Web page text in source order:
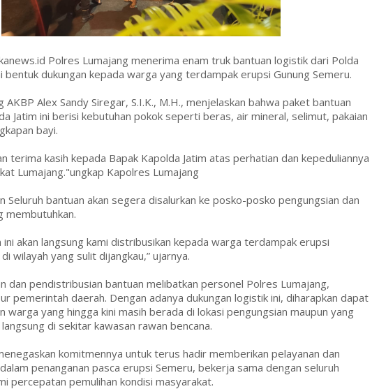
Polres Lumajang menerima enam truk bantuan logistik dari Polda
bentuk dukungan kepada warga yang terdampak erupsi Gunung Semeru.
AKBP Alex Sandy Siregar, S.I.K., M.H., menjelaskan bahwa paket bantuan
Jatim ini berisi kebutuhan pokok seperti beras, air mineral, selimut, pakaian
bayi.
terima kasih kepada Bapak Kapolda Jatim atas perhatian dan kepeduliannya
Lumajang."ungkap Kapolres Lumajang
Seluruh bantuan akan segera disalurkan ke posko-posko pengungsian dan
membutuhkan.
ini akan langsung kami distribusikan kepada warga terdampak erupsi
wilayah yang sulit dijangkau,” ujarnya.
dan pendistribusian bantuan melibatkan personel Polres Lumajang,
pemerintah daerah. Dengan adanya dukungan logistik ini, diharapkan dapat
warga yang hingga kini masih berada di lokasi pengungsian maupun yang
di sekitar kawasan rawan bencana.
komitmennya untuk terus hadir memberikan pelayanan dan
penanganan pasca erupsi Semeru, bekerja sama dengan seluruh
percepatan pemulihan kondisi masyarakat.